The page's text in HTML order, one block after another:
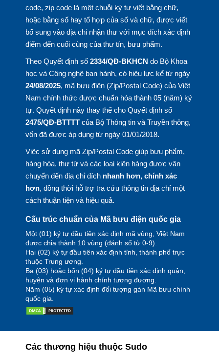
code, zip code là một chuỗi ký tự viết bằng chữ,
hoặc bằng số hay tổ hợp của số và chữ, được viết
bổ sung vào địa chỉ nhận thư với mục đích xác định
điểm đến cuối cùng của thư tín, bưu phẩm.
Theo Quyết định số 2334/QĐ-BKHCN do Bộ Khoa
học và Công nghệ ban hành, có hiệu lực kể từ ngày
24/08/2025, mã bưu điện (Zip/Postal Code) của Việt
Nam chính thức được chuẩn hóa thành 05 (năm) ký
tự. Quyết định này thay thế cho Quyết định số
2475/QĐ-BTTTTcủa Bộ Thông tin và Truyền thông,
vốn đã được áp dụng từ ngày 01/01/2018.
Việc sử dụng mã Zip/Postal Code giúp bưu phẩm,
hàng hóa, thư từ và các loại kiện hàng được vận
chuyển đến địa chỉ đích nhanh hơn, chính xác
hơn, đồng thời hỗ trợ tra cứu thông tin địa chỉ một
cách thuận tiện và hiệu quả.
Cấu trúc chuẩn của Mã bưu điện quốc gia
Một (01) ký tự đầu tiên xác định mã vùng, Việt Nam
được chia thành 10 vùng (đánh số từ 0-9).
Hai (02) ký tự đầu tiên xác định tỉnh, thành phố trực
thuộc Trung ương.
Ba (03) hoặc bốn (04) ký tự đầu tiên xác định quận,
huyện và đơn vị hành chính tương đương.
Năm (05) ký tự xác định đối tượng gán Mã bưu chính
quốc gia.
Các thương hiệu thuộc Sudo